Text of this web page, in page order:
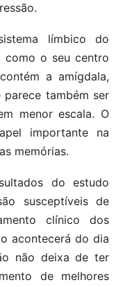
límbico do
como o seu centro
a amígdala,
também ser
menor escala. O
importante na
memórias.
do estudo
susceptíveis de
clínico dos
acontecerá do dia
não deixa de ter
de melhores